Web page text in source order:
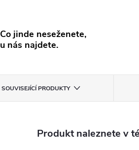
Co jinde neseženete,
u nás najdete.
SOUVISEJÍCÍ PRODUKTY
Produkt naleznete v